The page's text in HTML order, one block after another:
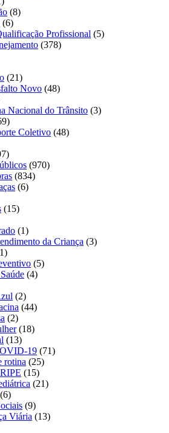
(8)
(6)
Profissional (5)
(378)
(21)
Novo (48)
Nacional do Trânsito (3)
Coletivo (48)
(970)
(834)
(6)
(15)
(1)
da Criança (3)
(5)
(4)
(2)
(44)
(2)
(18)
(13)
19 (71)
rotina (25)
(15)
(21)
(6)
(9)
Viária (13)